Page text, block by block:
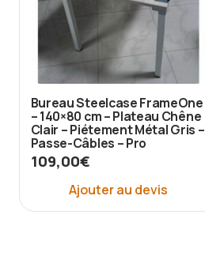
Bureau Steelcase FrameOne
– 140×80 cm – Plateau Chêne
Clair – Piétement Métal Gris –
Passe-Câbles – Pro
109,00€
Ajouter au devis